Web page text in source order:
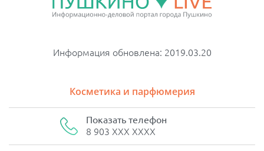
Информация обновлена: 2019.03.20
Косметика и парфюмерия
Показать телефон
8 903 XXX XXXX